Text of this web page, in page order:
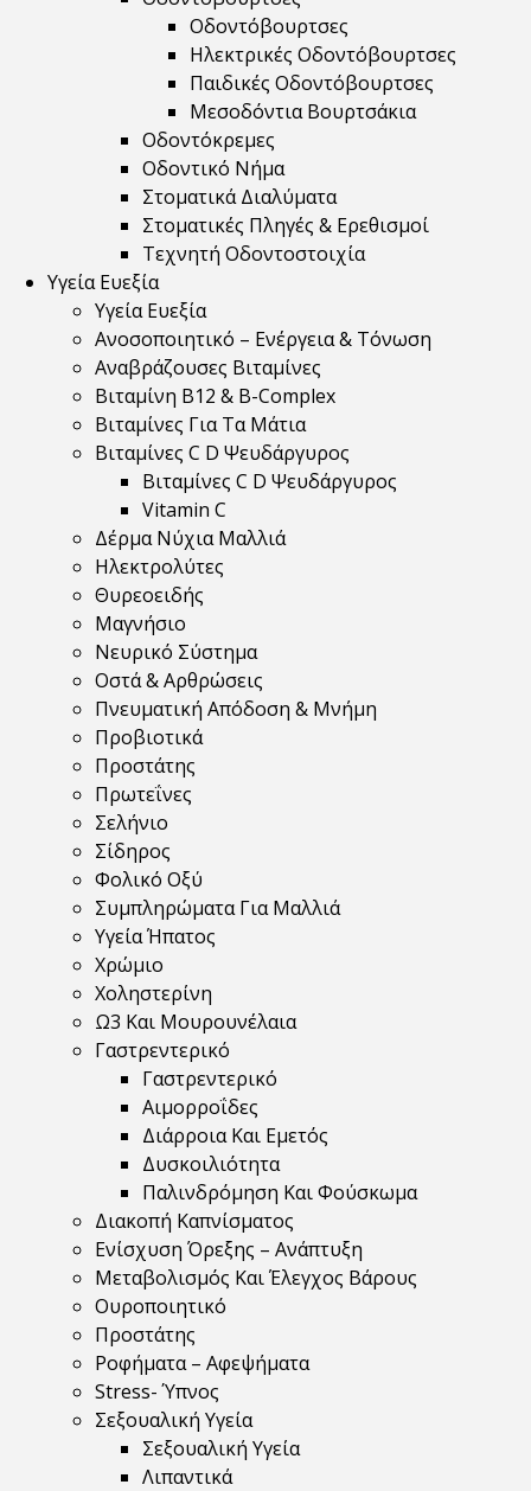
Οδοντόβουρτσες
Ηλεκτρικές Οδοντόβουρτσες
Παιδικές Οδοντόβουρτσες
Μεσοδόντια Βουρτσάκια
Οδοντόκρεμες
Οδοντικό Νήμα
Στοματικά Διαλύματα
Στοματικές Πληγές & Ερεθισμοί
Τεχνητή Οδοντοστοιχία
Υγεία Ευεξία
Υγεία Ευεξία
Ανοσοποιητικό – Ενέργεια & Τόνωση
Αναβράζουσες Βιταμίνες
Βιταμίνη B12 & Β-Complex
Βιταμίνες Για Τα Μάτια
Βιταμίνες C D Ψευδάργυρος
Βιταμίνες C D Ψευδάργυρος
Vitamin C
Δέρμα Νύχια Μαλλιά
Ηλεκτρολύτες
Θυρεοειδής
Μαγνήσιο
Νευρικό Σύστημα
Οστά & Αρθρώσεις
Πνευματική Απόδοση & Μνήμη
Προβιοτικά
Προστάτης
Πρωτεΐνες
Σελήνιο
Σίδηρος
Φολικό Οξύ
Συμπληρώματα Για Μαλλιά
Υγεία Ήπατος
Χρώμιο
Χοληστερίνη
Ω3 Και Μουρουνέλαια
Γαστρεντερικό
Γαστρεντερικό
Αιμορροΐδες
Διάρροια Και Εμετός
Δυσκοιλιότητα
Παλινδρόμηση Και Φούσκωμα
Διακοπή Καπνίσματος
Ενίσχυση Όρεξης – Ανάπτυξη
Μεταβολισμός Και Έλεγχος Βάρους
Ουροποιητικό
Προστάτης
Ροφήματα – Αφεψήματα
Stress- Ύπνος
Σεξουαλική Υγεία
Σεξουαλική Υγεία
Λιπαντικά